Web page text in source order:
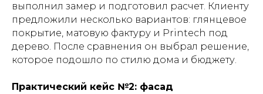
выполнил замер и подготовил расчет. Клиенту
предложили несколько вариантов: глянцевое
покрытие, матовую фактуру и Printech под
дерево. После сравнения он выбрал решение,
которое подошло по стилю дома и бюджету.
Практический кейс №2: фасад